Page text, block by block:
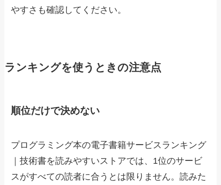
やすさも確認してください。
ランキングを使うときの注意点
順位だけで決めない
プログラミング本の電子書籍サービスランキング
｜技術書を読みやすいストアでは、1位のサービ
スがすべての読者に合うとは限りません。読みた